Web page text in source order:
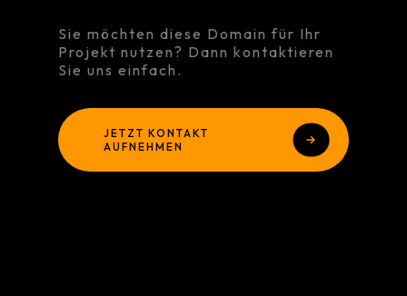
Sie möchten diese Domain für Ihr
Projekt nutzen? Dann kontaktieren
Sie uns einfach.
JETZT KONTAKT
AUFNEHMEN